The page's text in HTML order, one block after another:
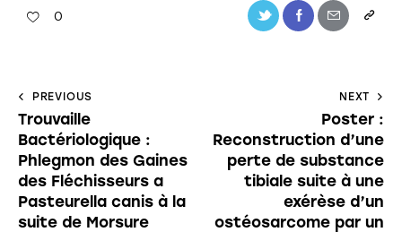
0
PREVIOUS
Trouvaille
Bactériologique :
Phlegmon des Gaines
des Fléchisseurs a
Pasteurella canis à la
suite de Morsure
NEXT
Poster :
Reconstruction d’une
perte de substance
tibiale suite à une
exérèse d’un
ostéosarcome par un